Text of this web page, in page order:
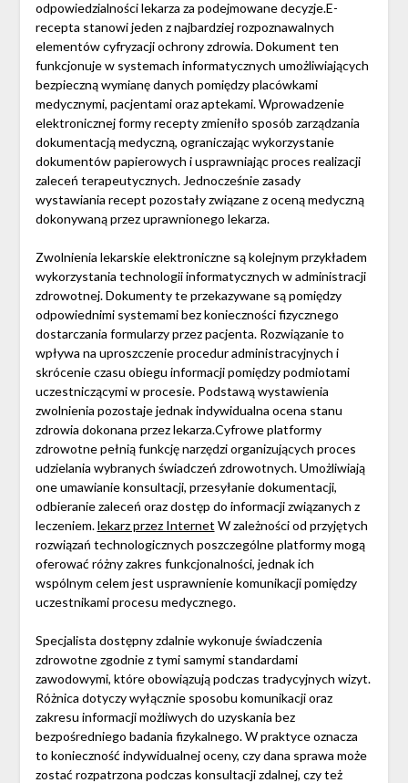
odpowiedzialności lekarza za podejmowane decyzje.E-
recepta stanowi jeden z najbardziej rozpoznawalnych
elementów cyfryzacji ochrony zdrowia. Dokument ten
funkcjonuje w systemach informatycznych umożliwiających
bezpieczną wymianę danych pomiędzy placówkami
medycznymi, pacjentami oraz aptekami. Wprowadzenie
elektronicznej formy recepty zmieniło sposób zarządzania
dokumentacją medyczną, ograniczając wykorzystanie
dokumentów papierowych i usprawniając proces realizacji
zaleceń terapeutycznych. Jednocześnie zasady
wystawiania recept pozostały związane z oceną medyczną
dokonywaną przez uprawnionego lekarza.
Zwolnienia lekarskie elektroniczne są kolejnym przykładem
wykorzystania technologii informatycznych w administracji
zdrowotnej. Dokumenty te przekazywane są pomiędzy
odpowiednimi systemami bez konieczności fizycznego
dostarczania formularzy przez pacjenta. Rozwiązanie to
wpływa na uproszczenie procedur administracyjnych i
skrócenie czasu obiegu informacji pomiędzy podmiotami
uczestniczącymi w procesie. Podstawą wystawienia
zwolnienia pozostaje jednak indywidualna ocena stanu
zdrowia dokonana przez lekarza.Cyfrowe platformy
zdrowotne pełnią funkcję narzędzi organizujących proces
udzielania wybranych świadczeń zdrowotnych. Umożliwiają
one umawianie konsultacji, przesyłanie dokumentacji,
odbieranie zaleceń oraz dostęp do informacji związanych z
leczeniem.lekarz przez Internet W zależności od przyjętych
rozwiązań technologicznych poszczególne platformy mogą
oferować różny zakres funkcjonalności, jednak ich
wspólnym celem jest usprawnienie komunikacji pomiędzy
uczestnikami procesu medycznego.
Specjalista dostępny zdalnie wykonuje świadczenia
zdrowotne zgodnie z tymi samymi standardami
zawodowymi, które obowiązują podczas tradycyjnych wizyt.
Różnica dotyczy wyłącznie sposobu komunikacji oraz
zakresu informacji możliwych do uzyskania bez
bezpośredniego badania fizykalnego. W praktyce oznacza
to konieczność indywidualnej oceny, czy dana sprawa może
zostać rozpatrzona podczas konsultacji zdalnej, czy też